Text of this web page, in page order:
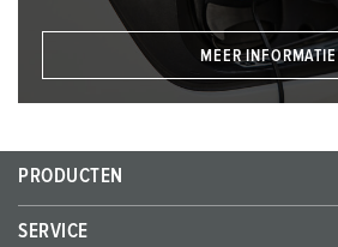
MEER INFORMATIE
PRODUCTEN
SERVICE